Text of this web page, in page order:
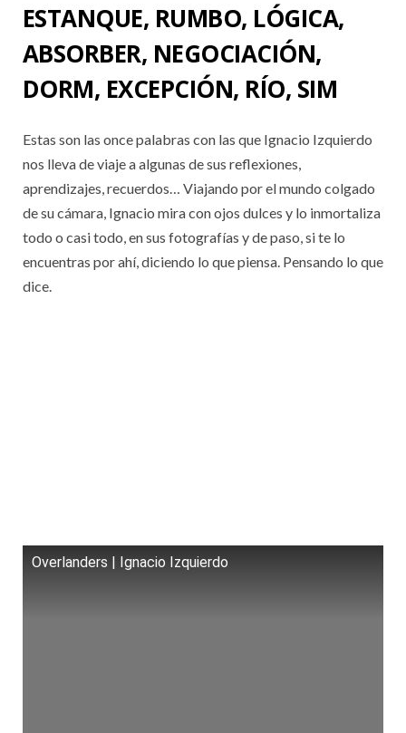
ESTANQUE, RUMBO, LÓGICA,
ABSORBER, NEGOCIACIÓN,
DORM, EXCEPCIÓN, RÍO, SIM
Estas son las once palabras con las que Ignacio Izquierdo
nos lleva de viaje a algunas de sus reflexiones,
aprendizajes, recuerdos… Viajando por el mundo colgado
de su cámara, Ignacio mira con ojos dulces y lo inmortaliza
todo o casi todo, en sus fotografías y de paso, si te lo
encuentras por ahí, diciendo lo que piensa. Pensando lo que
dice.
Overlanders | Ignacio Izquierdo